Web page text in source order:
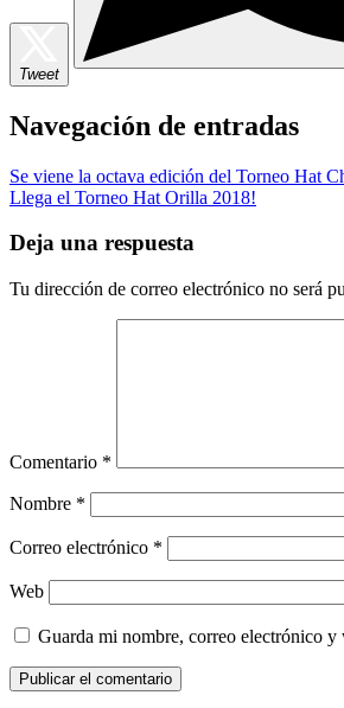
Tweet
Navegación de entradas
Se viene la octava edición del Torneo Hat
Llega el Torneo Hat Orilla 2018!
Deja una respuesta
Tu dirección de correo electrónico no será
Comentario *
Nombre *
Correo electrónico *
Web
Guarda mi nombre, correo electrónico y